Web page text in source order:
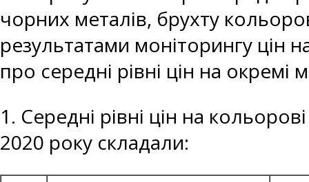
чорних металів, брухту
результатами моніторингу цін
про середні рівні цін на окремі
1. Середні рівні цін на
2020 року складали: